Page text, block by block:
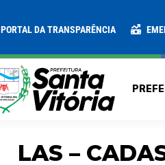
PORTAL DA TRANSPARÊNCIA
LAS –